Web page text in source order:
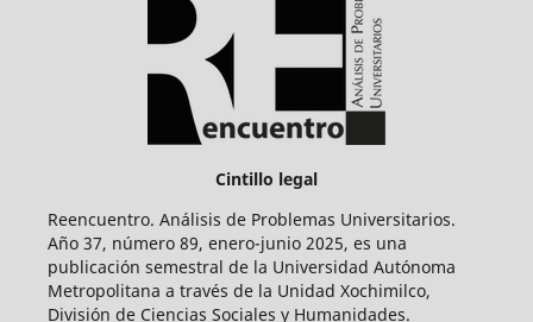
Cintillo legal
Reencuentro. Análisis de Problemas Universitarios.
Año 37, número 89, enero-junio 2025, es una
publicación semestral de la Universidad Autónoma
Metropolitana a través de la Unidad Xochimilco,
División de Ciencias Sociales y Humanidades.